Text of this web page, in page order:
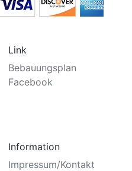
Link
Bebauungsplan
Facebook
Information
Impressum/Kontakt